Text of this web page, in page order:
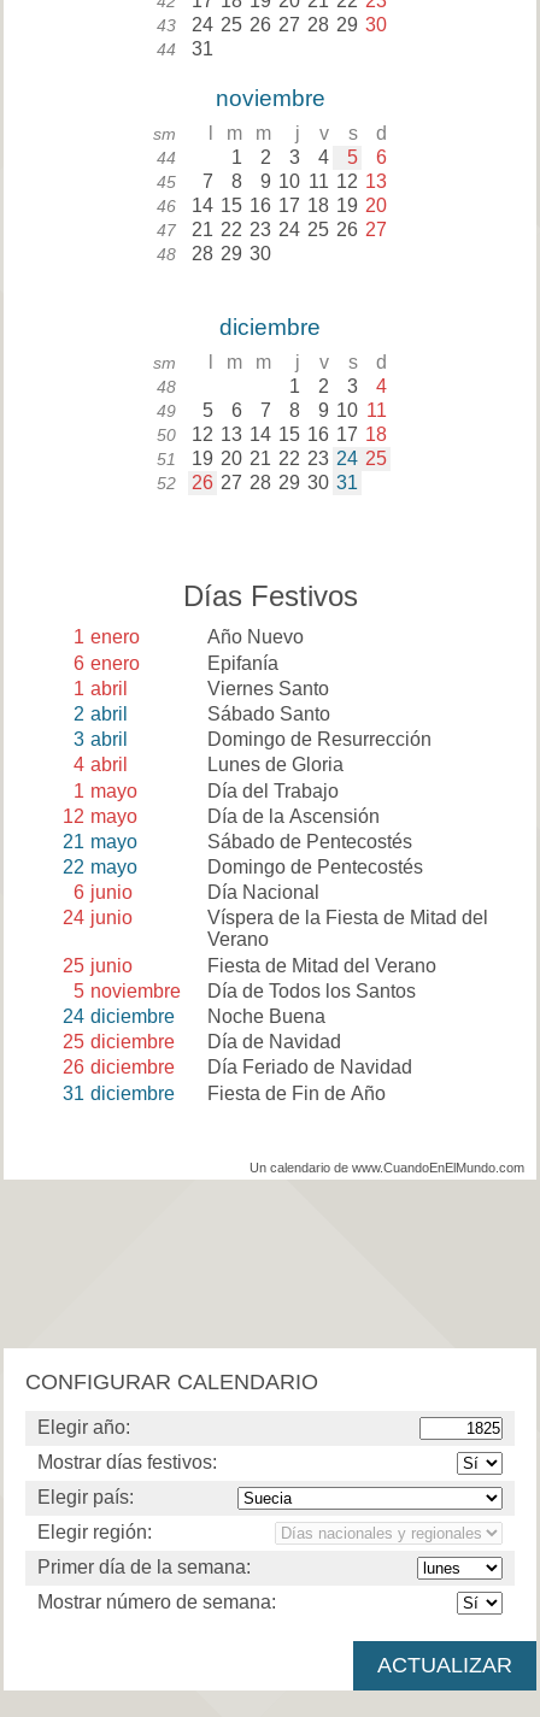
43 24 25 26 27 28 29 30
44 31
noviembre
sm m m j v s d
44 1 2 3 4 5 6
45 7 8 9 10 11 12 13
46 14 15 16 17 18 19 20
47 21 22 23 24 25 26 27
48 28 29 30
diciembre
sm m m j v s d
48 1 2 3 4
49 5 6 7 8 9 10 11
50 12 13 14 15 16 17 18
51 19 20 21 22 23 24 25
52 26 27 28 29 30 31
Días Festivos
1 enero
Año Nuevo
6 enero
Epifanía
1 abril
Viernes Santo
2 abril
Sábado Santo
3 abril
Domingo de Resurrección
4 abril
Lunes de Gloria
1 mayo
Día del Trabajo
12 mayo
Día de la Ascensión
21 mayo
Sábado de Pentecostés
22 mayo
Domingo de Pentecostés
6 junio
Día Nacional
24 junio
Víspera de la Fiesta de Mitad del
Verano
25 junio
Fiesta de Mitad del Verano
5 noviembre
Día de Todos los Santos
24 diciembre
Noche Buena
25 diciembre
Día de Navidad
26 diciembre
Día Feriado de Navidad
31 diciembre Fiesta de Fin de Año
Un calendario de www.CuandoEnElMundo.com
CONFIGURAR CALENDARIO
Elegir año:
Mostrar días festivos:
Elegir país:
Elegir región:
Primer día de la semana:
Mostrar número de semana: